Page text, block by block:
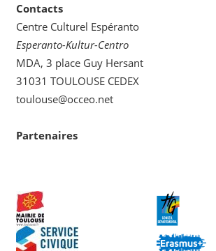
Contacts
Centre Culturel Espéranto
Esperanto-Kultur-Centro
MDA, 3 place Guy Hersant
31031 TOULOUSE CEDEX
toulouse@occeo.net
Partenaires